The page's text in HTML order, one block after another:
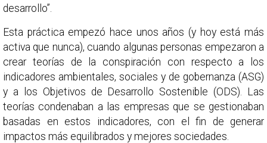
desarrollo”.
Esta práctica empezó hace unos años (y hoy está más
activa que nunca), cuando algunas personas empezaron a
crear teorías de la conspiración con respecto a los
indicadores ambientales, sociales y de gobernanza (ASG)
y a los Objetivos de Desarrollo Sostenible (ODS). Las
teorías condenaban a las empresas que se gestionaban
basadas en estos indicadores, con el fin de generar
impactos más equilibrados y mejores sociedades.